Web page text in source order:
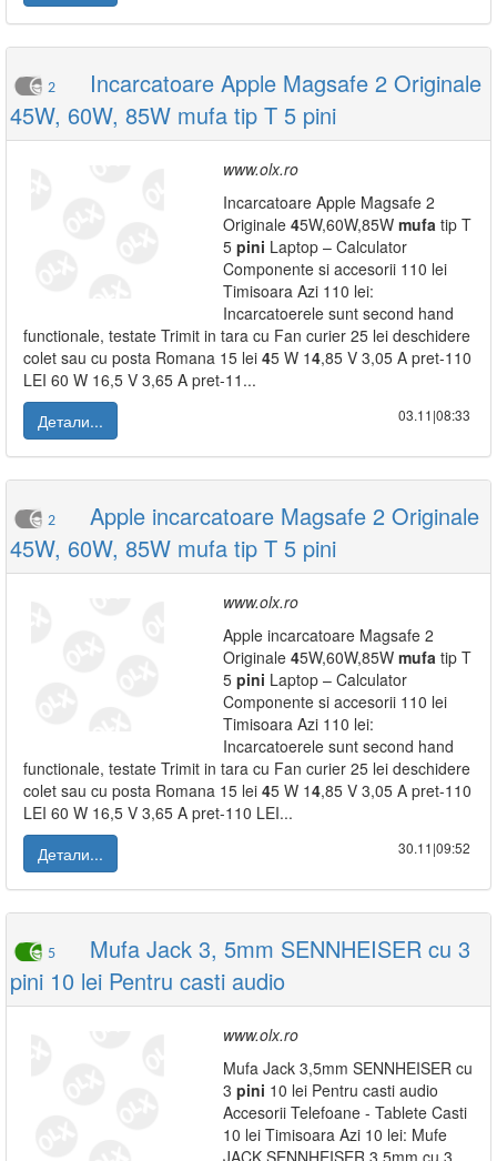
2
Incarcatoare Apple Magsafe 2 Originale
45W, 60W, 85W mufa tip T 5 pini
www.olx.ro
Incarcatoare Apple Magsafe 2
Originale 45W,60W,85W mufa tip T
5 pini Laptop – Calculator
Componente si accesorii 110 lei
Timisoara Azi 110 lei:
Incarcatoerele sunt second hand
functionale, testate Trimit in tara cu Fan curier 25 lei deschidere
colet sau cu posta Romana 15 lei 45 W 14,85 V 3,05 A pret-110
LEI 60 W 16,5 V 3,65 A pret-11...
Детали...
03.11|08:33
2
Apple incarcatoare Magsafe 2 Originale
45W, 60W, 85W mufa tip T 5 pini
www.olx.ro
Apple incarcatoare Magsafe 2
Originale 45W,60W,85W mufa tip T
5 pini Laptop – Calculator
Componente si accesorii 110 lei
Timisoara Azi 110 lei:
Incarcatoerele sunt second hand
functionale, testate Trimit in tara cu Fan curier 25 lei deschidere
colet sau cu posta Romana 15 lei 45 W 14,85 V 3,05 A pret-110
LEI 60 W 16,5 V 3,65 A pret-110 LEI...
Детали...
30.11|09:52
5
Mufa Jack 3, 5mm SENNHEISER cu 3
pini 10 lei Pentru casti audio
www.olx.ro
Mufa Jack 3,5mm SENNHEISER cu
3 pini 10 lei Pentru casti audio
Accesorii Telefoane - Tablete Casti
10 lei Timisoara Azi 10 lei: Mufe
JACK SENNHEISER 3,5mm cu 3